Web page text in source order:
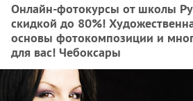
Онлайн-фотокурсы от школы
скидкой до 80%!
основы фотокомпозиции и
для вас! Чебоксары